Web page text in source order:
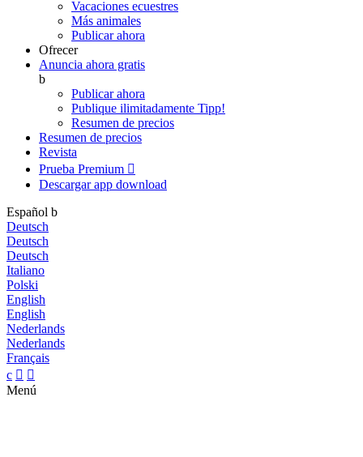
Vacaciones ecuestres
Más animales
Publicar ahora
Ofrecer
Anuncia ahora gratis
b
Publicar ahora
Publique ilimitadamente Tipp!
Resumen de precios
Resumen de precios
Revista
Prueba Premium 
Descargar app download
Español b
Deutsch
Deutsch
Deutsch
Italiano
Polski
English
English
Nederlands
Nederlands
Français
c  
Menú